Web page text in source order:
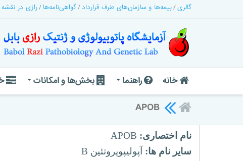
گالری بیمه‌ها و سازمان‌های طرف قرارداد گواهی‌نامه‌ها رازی در
خانه راهنما بخش‌ها و امکانات
APOB
نام اختصاری: APOB
سایر نام ها: آپولیپوپروتئین B